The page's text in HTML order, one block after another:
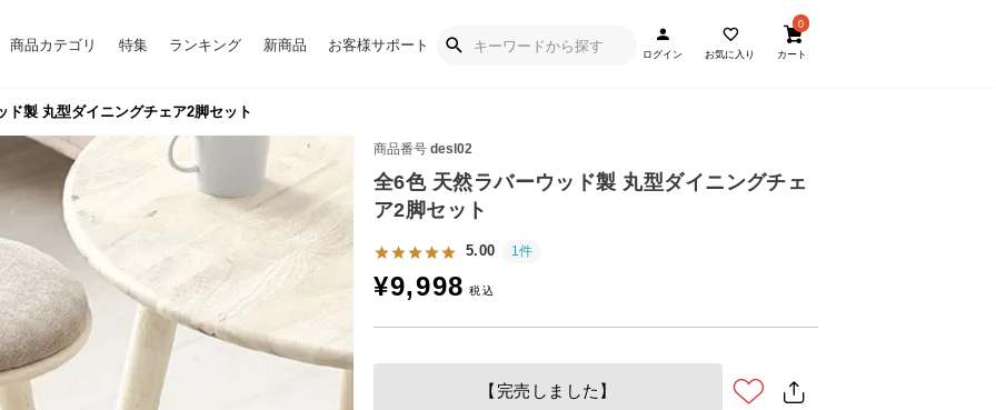
商品カテゴリ 特集 ランキング 新商品 お客様サポート
ログイン お気に入り
0
カート
製 丸型ダイニングチェア2脚セット
商品番号 desl02
全6色 天然ラバーウッド製 丸型ダイニングチェ
ア2脚セット
5.00 1件
¥9,998
【完売しました】